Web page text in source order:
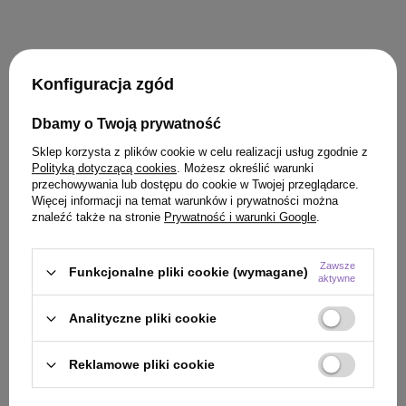
KLIENCI, KTÓRZY KUPILI TEN
PRODUKT KUPILI TAKŻE
Konfiguracja zgód
Dbamy o Twoją prywatność
Sklep korzysta z plików cookie w celu realizacji usług zgodnie z
Polityką dotyczącą cookies. Możesz określić warunki
przechowywania lub dostępu do cookie w Twojej przeglądarce.
Więcej informacji na temat warunków i prywatności można
znaleźć także na stronie Prywatność i warunki Google.
Funkcjonalne pliki cookie (wymagane)
Zawsze
aktywne
Analityczne pliki cookie
Reklamowe pliki cookie